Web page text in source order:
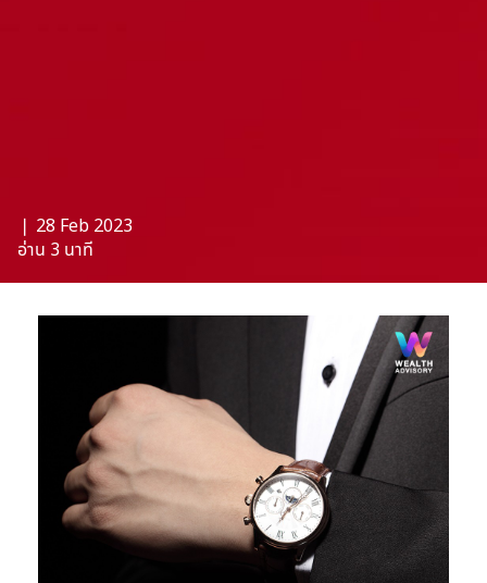
❘ 28 Feb 2023
อ่าน 3 นาที